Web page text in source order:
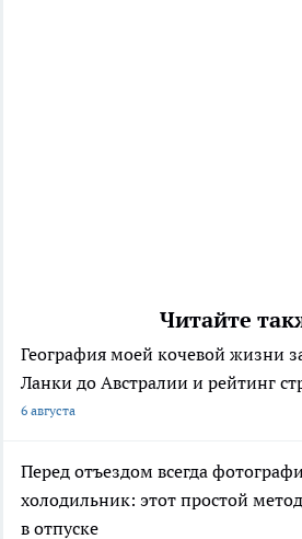
Читайте
География моей кочевой жизни
Ланки до Австралии и рейтинг
6 августа
Перед отъездом всегда
холодильник: этот простой метод
в отпуске